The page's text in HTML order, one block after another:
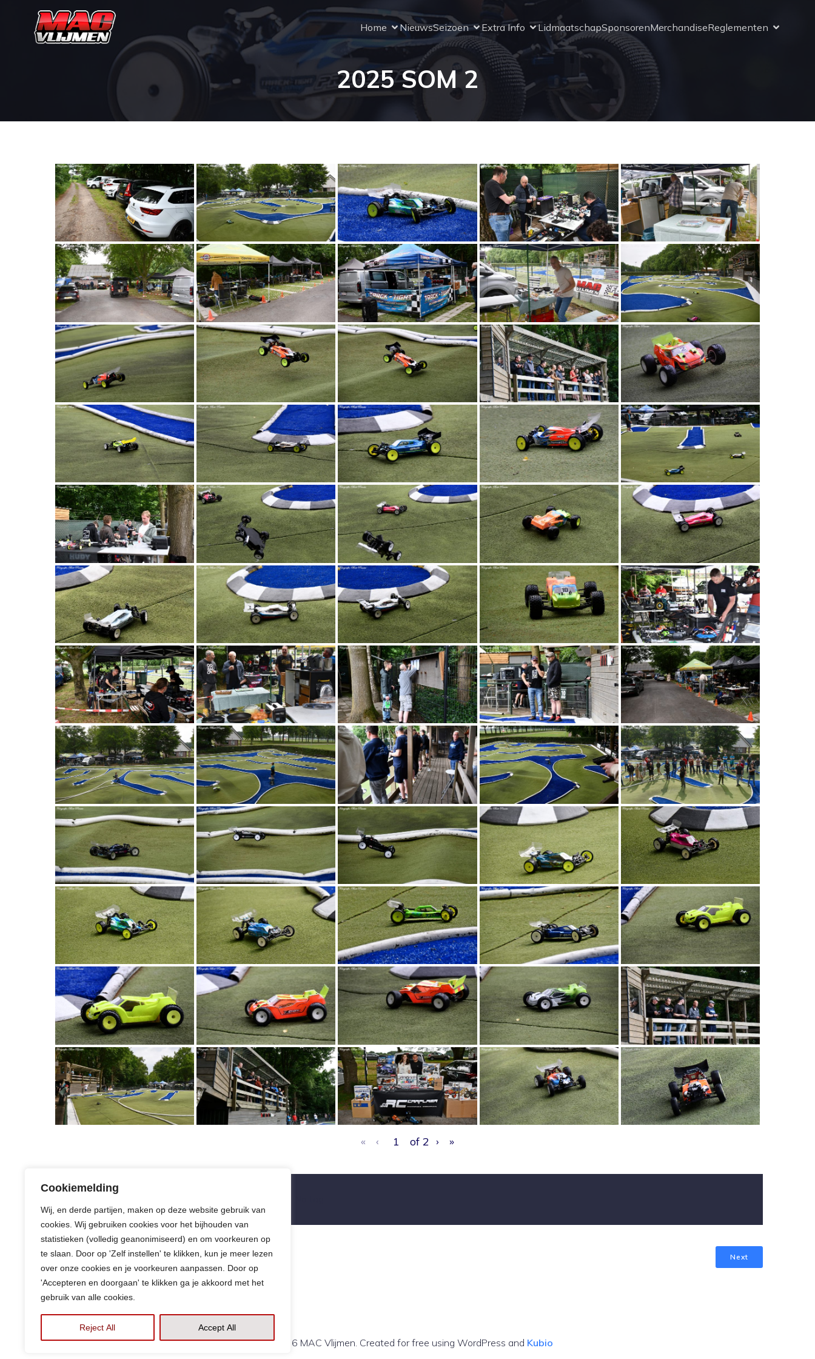
Cookiemelding
Wij, en derde partijen, maken op deze website gebruik van
cookies. Wij gebruiken cookies voor het bijhouden van
statistieken (volledig geanonimiseerd) en om voorkeuren op
te slaan. Door op 'Zelf instellen' te klikken, kun je meer lezen
over onze cookies en je voorkeuren aanpassen. Door op
'Accepteren en doorgaan' te klikken ga je akkoord met het
gebruik van alle cookies.
Reject All Accept All
Home NieuwsSeizoen Extra Info LidmaatschapSponsorenMerchandiseReglementen
2025 SOM 2
« ‹ of 2 › »
Previous Next
© 2026 MAC Vlijmen. Created for free using WordPress and Kubio